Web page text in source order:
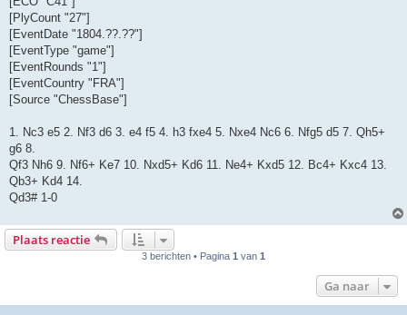
[PlyCount "27"]
[EventDate "1804.??.??"]
[EventType "game"]
[EventRounds "1"]
[EventCountry "FRA"]
[Source "ChessBase"]
1. Nc3 e5 2. Nf3 d6 3. e4 f5 4. h3 fxe4 5. Nxe4 Nc6 6. Nfg5 d5 7. Qh5+
g6 8.
Qf3 Nh6 9. Nf6+ Ke7 10. Nxd5+ Kd6 11. Ne4+ Kxd5 12. Bc4+ Kxc4 13.
Qb3+ Kd4 14.
Qd3# 1-0
Plaats reactie
3 berichten • Pagina 1 van 1
Ga naar